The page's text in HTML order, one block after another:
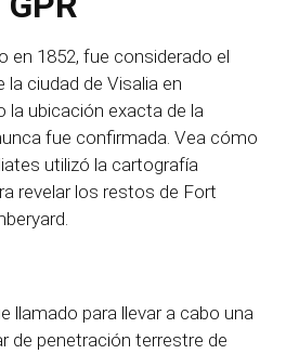
en 1852, fue considerado el
la ciudad de Visalia en
la ubicación exacta de la
fue confirmada. Vea cómo
utilizó la cartografía
revelar los restos de Fort
llamado para llevar a cabo una
de penetración terrestre de